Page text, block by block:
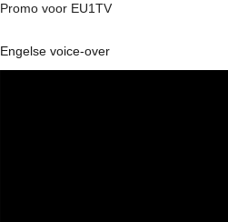
Promo voor EU1TV
Engelse voice-over